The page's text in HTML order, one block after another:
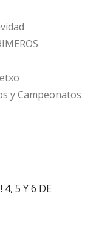
y Campeonatos
4, 5 Y 6 DE